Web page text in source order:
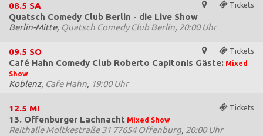
Tickets
08.5 SA
Quatsch Comedy Club Berlin - die Live Show
Berlin-Mitte, Quatsch Comedy Club Berlin, 20:00 Uhr
Tickets
09.5 SO
Café Hahn Comedy Club Roberto Capitonis Gäste: Mixed
Show
Koblenz, Cafe Hahn, 19:00 Uhr
Tickets
12.5 MI
13. Offenburger Lachnacht Mixed Show
Reithalle Moltkestraße 31 77654 Offenburg, 20:00 Uhr